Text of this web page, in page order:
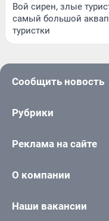
Вой сирен, злые
самый большой
туристки
Сообщить новость
Рубрики
Реклама на сайте
О компании
Наши вакансии